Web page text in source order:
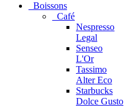
Boissons
Café
Nespresso
Legal
Senseo
L'Or
Tassimo
Alter Eco
Starbucks
Dolce Gusto